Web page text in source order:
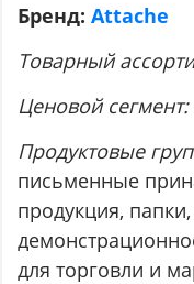
Бренд:Attache
Товарный
Ценовой сегмент:
Продуктовые
письменные
продукция,
для торговли и